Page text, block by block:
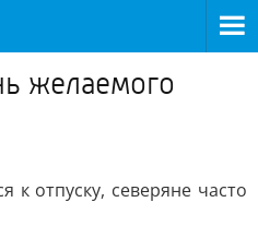
желаемого
отпуску, северяне часто